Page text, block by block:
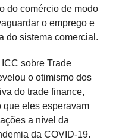
do comércio de modo
o emprego e
do sistema comercial.
sobre Trade
o otimismo dos
do trade finance,
que eles esperavam
a nível da
da COVID-19.